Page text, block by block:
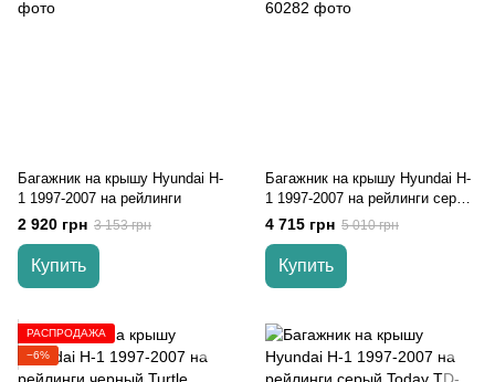
Багажник на крышу Hyundai H-
1 1997-2007 на рейлинги
2 920 грн 3 153 грн
Купить
Багажник на крышу Hyundai H-
1 1997-2007 на рейлинги серый
Turtle
4 715 грн 5 010 грн
Купить
РАСПРОДАЖА
−6%